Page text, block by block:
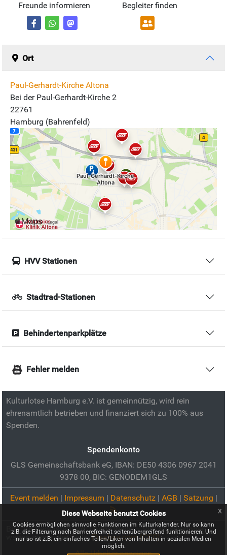
Freunde informieren Begleiter finden
Ort
Paul-Gerhardt-Kirche Altona
Bei der Paul-Gerhardt-Kirche 2
22761
Hamburg (Bahrenfeld)
HVV Stationen
Stadtrad-Stationen
Behindertenparkplätze
Fehler melden
Kulturlotse Hamburg e.V. ist gemeinnützig, wird rein
ehrenamtlich betrieben und finanziert sich zu 100% aus
Spenden.
Spendenkonto
GLS Gemeinschaftsbank eG, IBAN: DE50 4306 0967 2041
9378 00, BIC: GENODEM1GLS
Event melden | Impressum | Datenschutz| AGB | Satzung |
Bild zur Veranstaltung:Lange Weile – Vier MusikerInnen
wagen sich in die Stille:Pixabay.com (CC0)
Diese Webseite benutzt Cookies
Cookies ermöglichen sinnvolle Funktionen im Kulturkalender. Nur so kann
z.B. die Filterung nach Barrierefreiheit seitenübergreifend funktionieren. Und
nur so ist z.B. ein einfaches Teilen/Liken von Inhalten in sozialen Medien
möglich.
x